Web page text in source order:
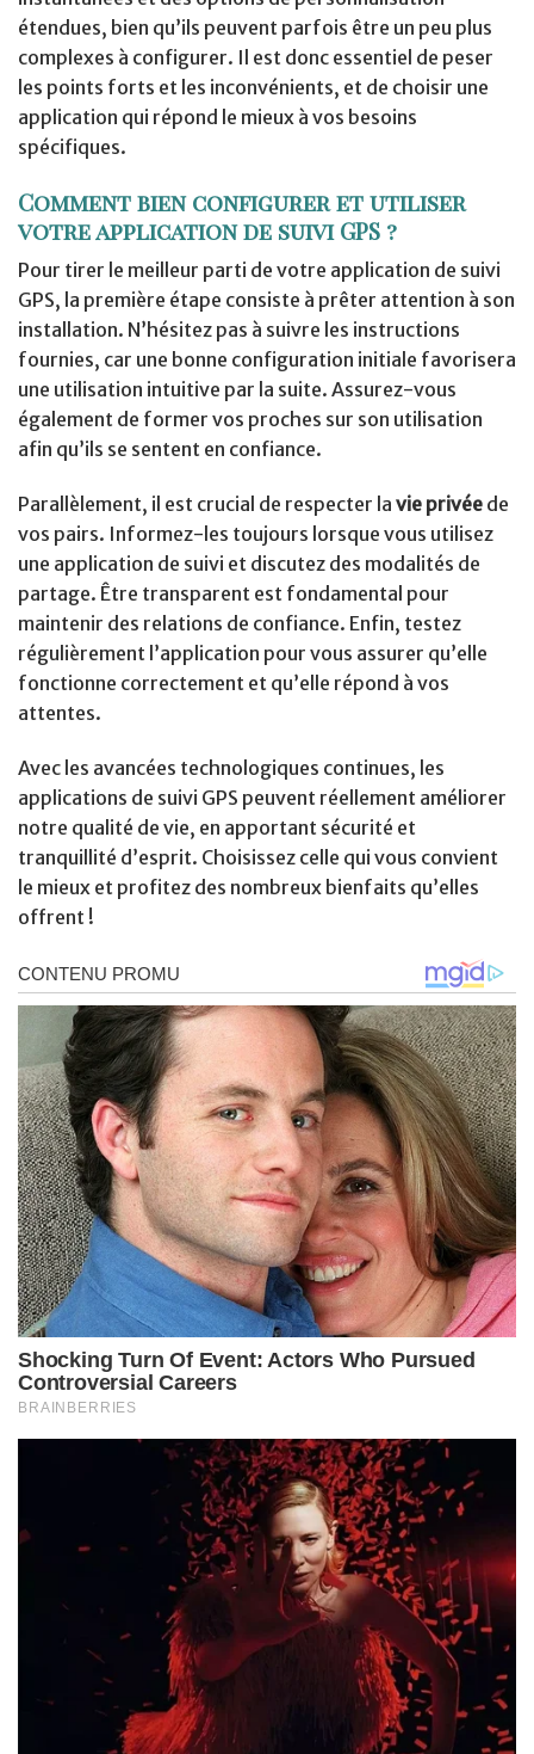
étendues, bien qu’ils peuvent parfois être un peu plus
complexes à configurer. Il est donc essentiel de peser
les points forts et les inconvénients, et de choisir une
application qui répond le mieux à vos besoins
spécifiques.
Comment bien configurer et utiliser
votre application de suivi GPS ?
Pour tirer le meilleur parti de votre application de suivi
GPS, la première étape consiste à prêter attention à son
installation. N’hésitez pas à suivre les instructions
fournies, car une bonne configuration initiale favorisera
une utilisation intuitive par la suite. Assurez-vous
également de former vos proches sur son utilisation
afin qu’ils se sentent en confiance.
Parallèlement, il est crucial de respecter la vie privée de
vos pairs. Informez-les toujours lorsque vous utilisez
une application de suivi et discutez des modalités de
partage. Être transparent est fondamental pour
maintenir des relations de confiance. Enfin, testez
régulièrement l’application pour vous assurer qu’elle
fonctionne correctement et qu’elle répond à vos
attentes.
Avec les avancées technologiques continues, les
applications de suivi GPS peuvent réellement améliorer
notre qualité de vie, en apportant sécurité et
tranquillité d’esprit. Choisissez celle qui vous convient
le mieux et profitez des nombreux bienfaits qu’elles
offrent !